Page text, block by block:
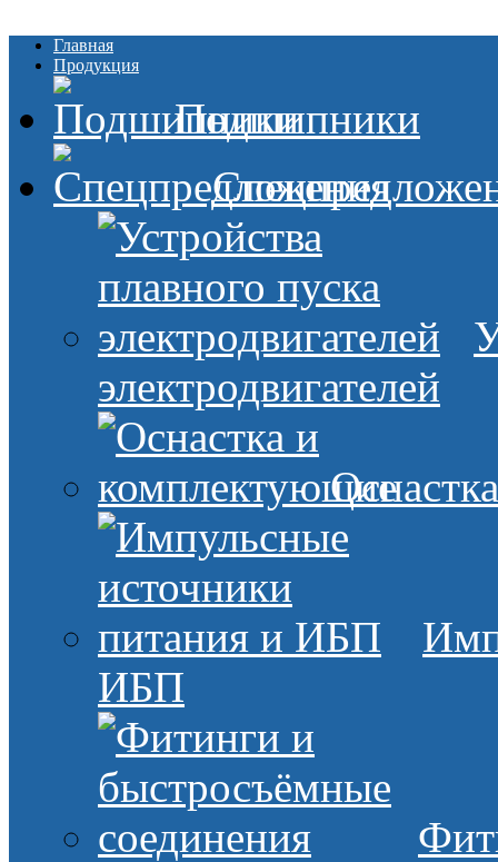
Главная
Продукция
Подшипники
электродвигателей
ИБП